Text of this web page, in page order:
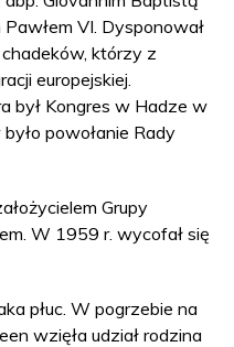
VI. Dysponował
którzy z
europejskiej.
był Kongres w Hadze w
powołanie Rady
Grupy
W 1959 r. wycofał się
płuc. W pogrzebie na
wzięła udział rodzina